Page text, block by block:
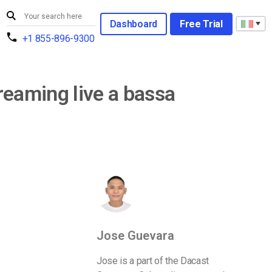
+1 855-896-9300
Dashboard Free Trial
live a bassa
Jose Guevara
Jose is a part of the Dacast